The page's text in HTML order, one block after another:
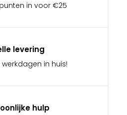
in voor €25
levering
werkdagen in huis!
hulp